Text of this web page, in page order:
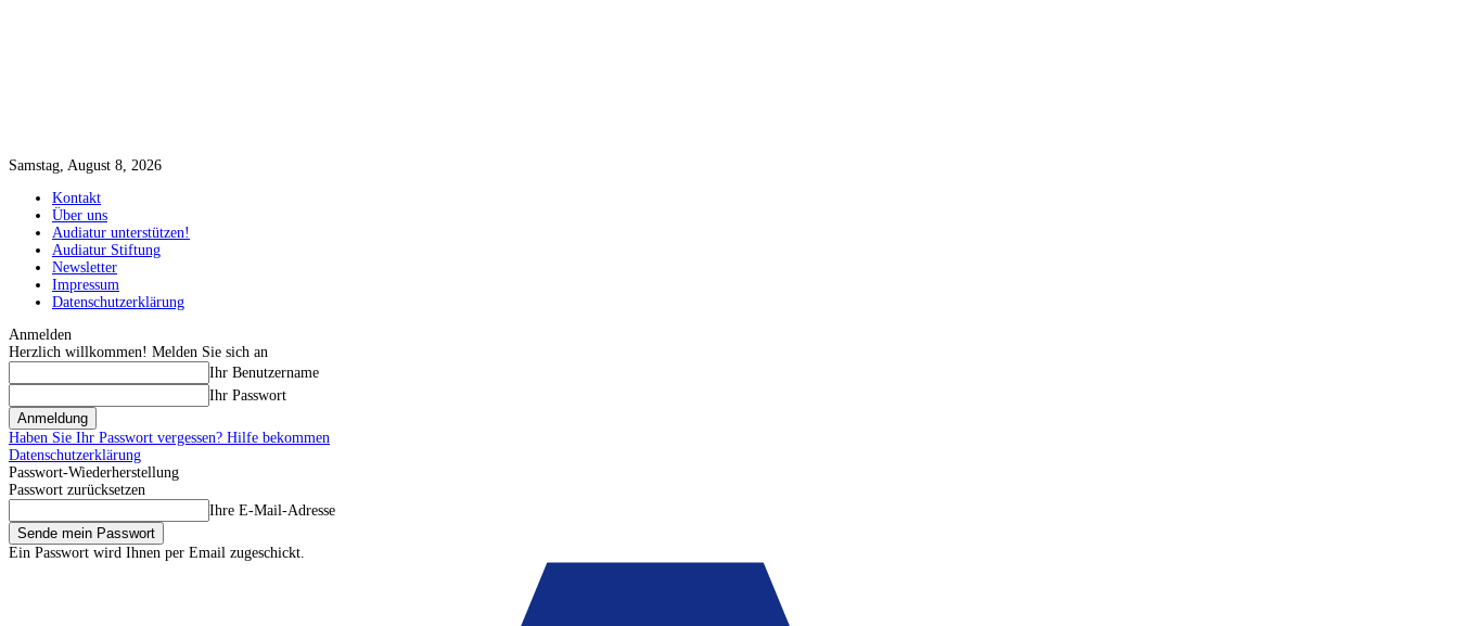
Samstag, August 8, 2026
Kontakt
Über uns
Audiatur unterstützen!
Audiatur Stiftung
Newsletter
Impressum
Datenschutzerklärung
Anmelden
Herzlich willkommen! Melden Sie sich an
Ihr Benutzername
Ihr Passwort
Haben Sie Ihr Passwort vergessen? Hilfe bekommen
Datenschutzerklärung
Passwort-Wiederherstellung
Passwort zurücksetzen
Ihre E-Mail-Adresse
Ein Passwort wird Ihnen per Email zugeschickt.